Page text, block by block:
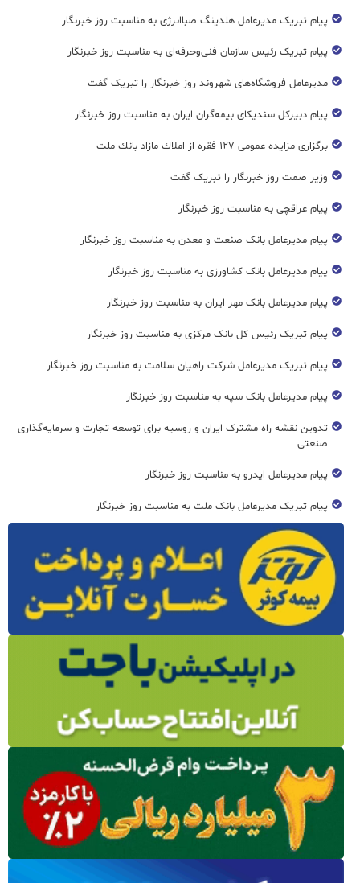
پیام تبریک مدیرعامل هلدینگ صباانرژی به مناسبت روز خبرنگار
پیام تبریک رئیس سازمان فنی‌و‌حرفه‌ای به مناسبت روز خبرنگار
مدیرعامل فروشگاه‌های شهروند روز خبرنگار را تبریک گفت
پیام دبیرکل سندیکای بیمه‌گران ایران به مناسبت روز خبرنگار
برگزاری مزایده عمومی ۱۲۷ فقره از املاك مازاد بانك ملت
وزیر صمت روز خبرنگار را تبریک گفت
پیام عراقچی به مناسبت روز خبرنگار
پیام مدیرعامل بانک صنعت و معدن به مناسبت روز خبرنگار
پیام مدیرعامل بانک کشاورزی به مناسبت روز خبرنگار
پیام مدیرعامل بانک مهر ایران به مناسبت روز خبرنگار
پیام تبریک رئیس کل بانک مرکزی به مناسبت روز خبرنگار
پیام تبریک مدیرعامل شرکت راهیان سلامت به مناسبت روز خبرنگار
پیام مدیرعامل بانک سپه به مناسبت روز خبرنگار
تدوین نقشه راه مشترک ایران و روسیه برای توسعه تجارت و سرمایه‌گذاری
صنعتی
پیام مدیرعامل ایدرو به مناسبت روز خبرنگار
پیام تبریک مدیرعامل بانک ملت به مناسبت روز خبرنگار